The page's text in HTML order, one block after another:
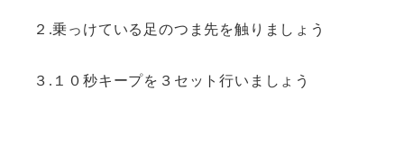
２.乗っけている足のつま先を触りましょう
３.１０秒キープを３セット行いましょう